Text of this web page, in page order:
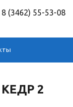
8 (3462) 55-53-08
2